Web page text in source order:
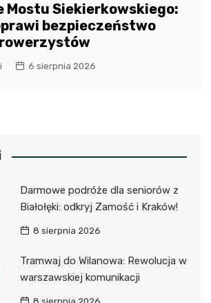
Mostu Siekierkowskiego:
bezpieczeństwo
6 sierpnia 2026
Darmowe podróże dla seniorów z
Białołęki: odkryj Zamość i Kraków!
8 sierpnia 2026
Tramwaj do Wilanowa: Rewolucja w
warszawskiej komunikacji